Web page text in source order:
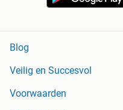
Blog
Veilig en Succesvol
Voorwaarden